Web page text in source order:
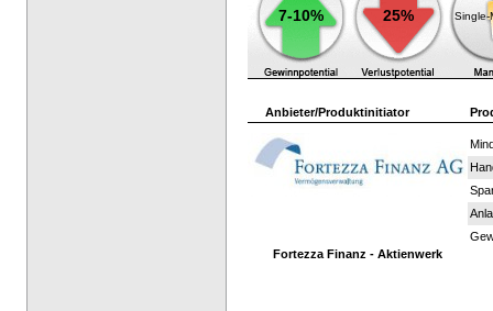
7-10% 25% Single-
Anbieter/Produktinitiator
Fortezza Finanz - Aktienwerk